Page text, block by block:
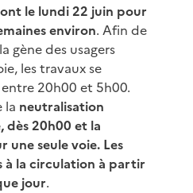
le lundi 22 juin pour
environ. Afin de
gène des usagers
les travaux se
20h00 et 5h00.
la neutralisation
dès 20h00 et la
une seule voie. Les
à la circulation à partir
jour.